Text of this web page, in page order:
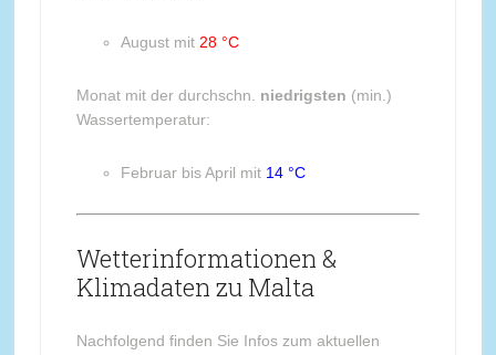
August mit 28 °C
Monat mit der durchschn. niedrigsten (min.)
Wassertemperatur:
Februar bis April mit 14 °C
Wetterinformationen &
Klimadaten zu Malta
Nachfolgend finden Sie Infos zum aktuellen